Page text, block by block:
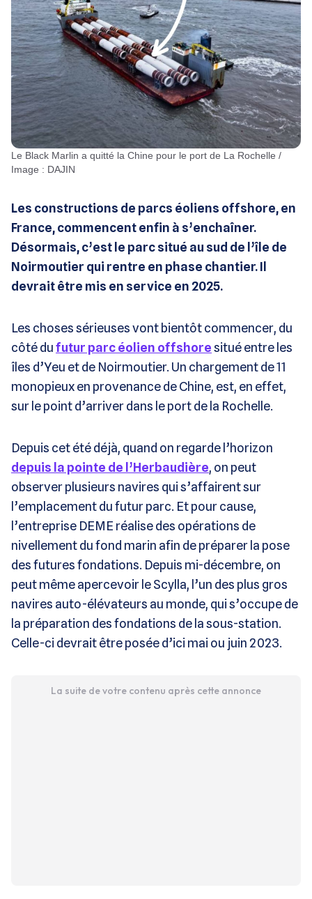
Le Black Marlin a quitté la Chine pour le port de La Rochelle /
Image : DAJIN
Les constructions de parcs éoliens offshore, en
France, commencent enfin à s’enchaîner.
Désormais, c’est le parc situé au sud de l’île de
Noirmoutier qui rentre en phase chantier. Il
devrait être mis en service en 2025.
Les choses sérieuses vont bientôt commencer, du
côté dufutur parc éolien offshoresitué entre les
îles d’Yeu et de Noirmoutier. Un chargement de 11
monopieux en provenance de Chine, est, en effet,
sur le point d’arriver dans le port de la Rochelle.
Depuis cet été déjà, quand on regarde l’horizon
depuis la pointe de l’Herbaudière, on peut
observer plusieurs navires qui s’affairent sur
l’emplacement du futur parc. Et pour cause,
l’entreprise DEME réalise des opérations de
nivellement du fond marin afin de préparer la pose
des futures fondations. Depuis mi-décembre, on
peut même apercevoir le Scylla, l’un des plus gros
navires auto-élévateurs au monde, qui s’occupe de
la préparation des fondations de la sous-station.
Celle-ci devrait être posée d’ici mai ou juin 2023.
La suite de votre contenu après cette annonce